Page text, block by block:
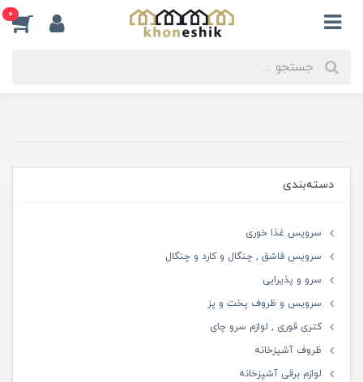
0
دسته‌بندی
سرویس غذا خوری
سرویس قاشق , چنگال و کارد و چنگال
سرو و پذیرایی
سرویس و ظروف پخت و پز
کتری قوری , لوازم سرو چای
ظروف آشپزخانه
لوازم برقی آشپزخانه